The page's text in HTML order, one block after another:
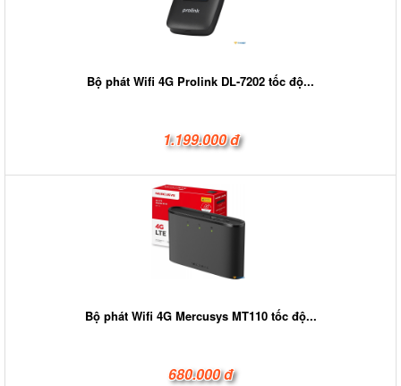
Bộ phát Wifi 4G Prolink DL-7202 tốc độ...
1.199.000 đ
Bộ phát Wifi 4G Mercusys MT110 tốc độ...
680.000 đ